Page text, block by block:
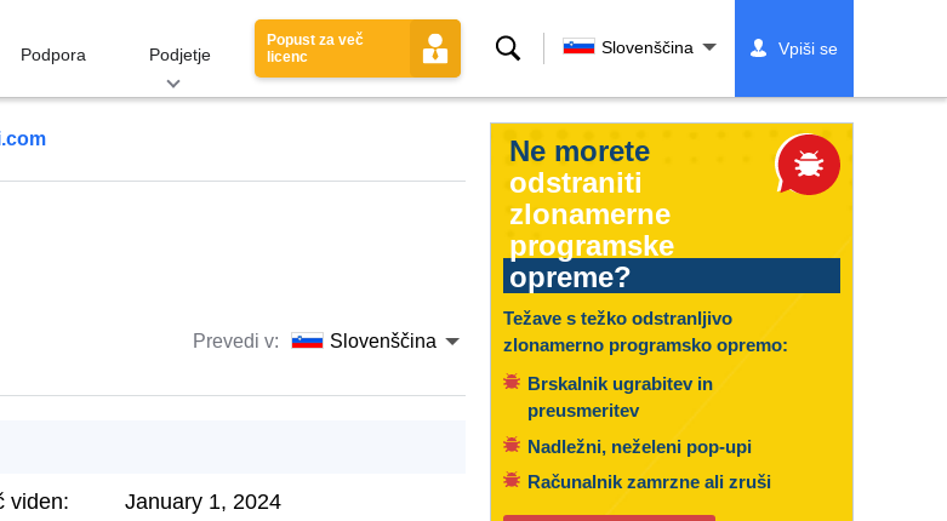
Podpora Podjetje
Popust za več
licenc
Iskanje Slovenščina Vpiši se
Prevedi v: Slovenščina
viden:
January 1, 2024
Ne morete
odstraniti
zlonamerne
programske
opreme?
Težave s težko odstranljivo
zlonamerno programsko opremo:
Brskalnik ugrabitev in
preusmeritev
Nadležni, neželeni pop-upi
Računalnik zamrzne ali zruši